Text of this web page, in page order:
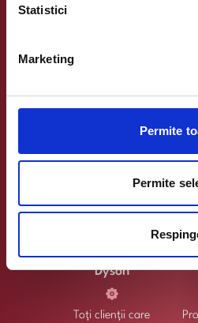
Statistici
Marketing
Permite
Permite
Oferta 2+1! La fiecare
La
Dyson
Toți clienții care